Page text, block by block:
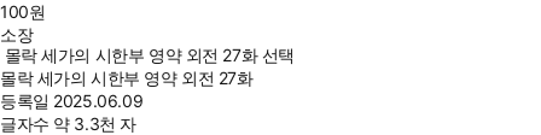
100원
소장
몰락 세가의 시한부 영약 외전 27화 선택
몰락 세가의 시한부 영약 외전 27화
등록일 2025.06.09
글자수 약 3.3천 자